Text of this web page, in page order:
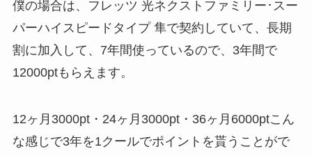
僕の場合は、フレッツ 光ネクストファミリー･スー
パーハイスピードタイプ 隼で契約していて、長期
割に加入して、7年間使っているので、3年間で
12000ptもらえます。
12ヶ月3000pt・24ヶ月3000pt・36ヶ月6000ptこん
な感じで3年を1クールでポイントを貰うことがで